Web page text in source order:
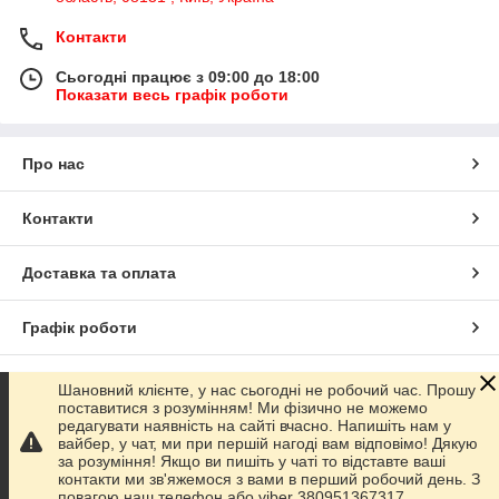
Контакти
Сьогодні працює з 09:00 до 18:00
Показати весь графік роботи
Про нас
Контакти
Доставка та оплата
Графік роботи
Повна версія сайту
Сайт створено на маркетплейсі Prom.ua
Політика конфіденційності
Шановний клієнте, у нас сьогодні не робочий час. Прошу
поставитися з розумінням! Ми фізично не можемо
редагувати наявність на сайті вчасно. Напишіть нам у
вайбер, у чат, ми при першій нагоді вам відповімо! Дякую
за розуміння! Якщо ви пишіть у чаті то відставте ваші
контакти ми зв'яжемося з вами в перший робочий день. З